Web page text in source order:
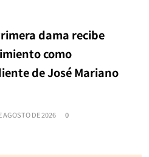
dama recibe
como
de José Mariano
AGOSTO DE 2026 0